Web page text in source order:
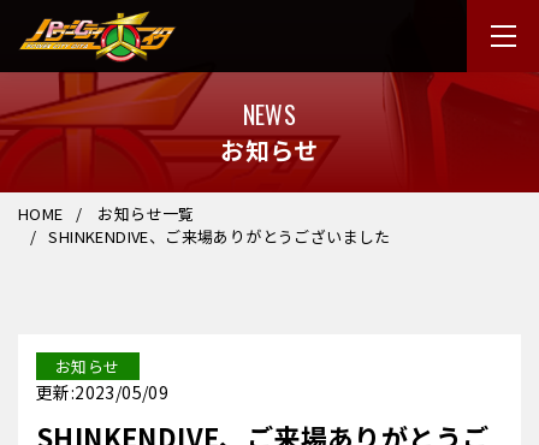
NEWS
お知らせ
HOME
お知らせ一覧
SHINKENDIVE、ご来場ありがとうございました
お知らせ
更新:2023/05/09
SHINKENDIVE、ご来場ありがとうご